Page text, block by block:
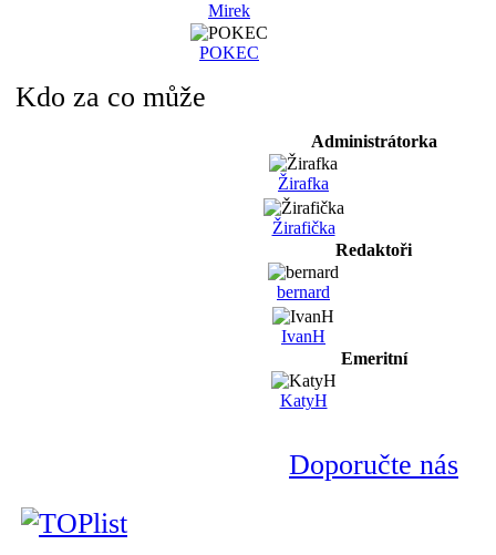
Mirek
POKEC
Kdo za co může
Administrátorka
Žirafka
Žirafička
Redaktoři
bernard
IvanH
Emeritní
KatyH
Doporučte nás